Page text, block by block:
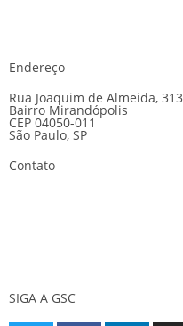
Endereço
Rua Joaquim de Almeida, 313
Bairro Mirandópolis
CEP 04050-011
São Paulo, SP
Contato
SIGA A GSC